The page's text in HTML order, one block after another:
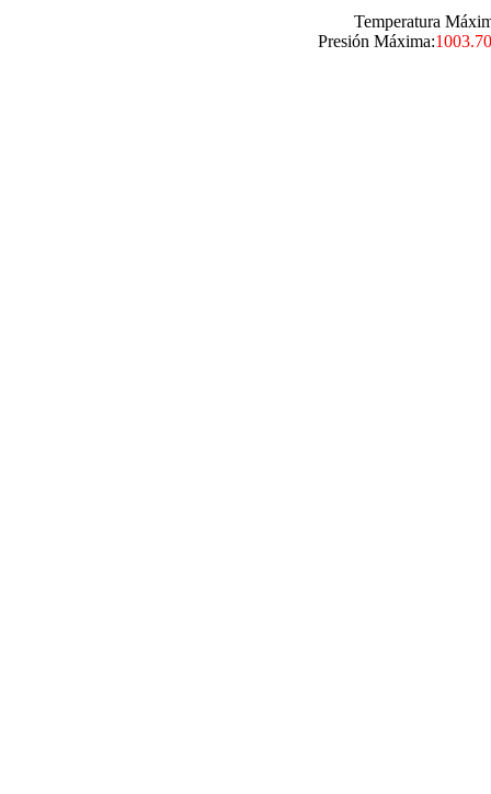
Temperatura
Presión Máxima: